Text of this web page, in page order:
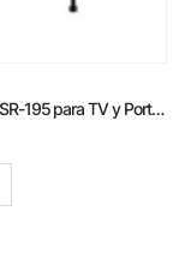
Soporte de Mesa Orientable/ Inclinable DTL32TSR-195 para TV y Portátil de 17-32′